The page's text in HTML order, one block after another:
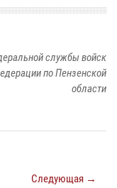
службы войск
по Пензенской
области
Следующая →